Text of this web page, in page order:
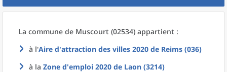
La commune de Muscourt (02534) appartient :
à l'Aire d'attraction des villes 2020 de Reims (036)
à la Zone d'emploi 2020 de Laon (3214)